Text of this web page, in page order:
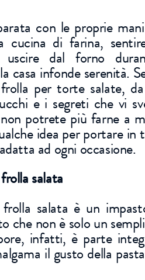
con le proprie
cucina di farina,
uscire dal forno
casa infonde serenità.
per torte salate,
e i segreti che vi
potrete più farne a
idea per portare in
ad ogni occasione.
salata
salata è un
che non è solo un
infatti, è parte
il gusto della